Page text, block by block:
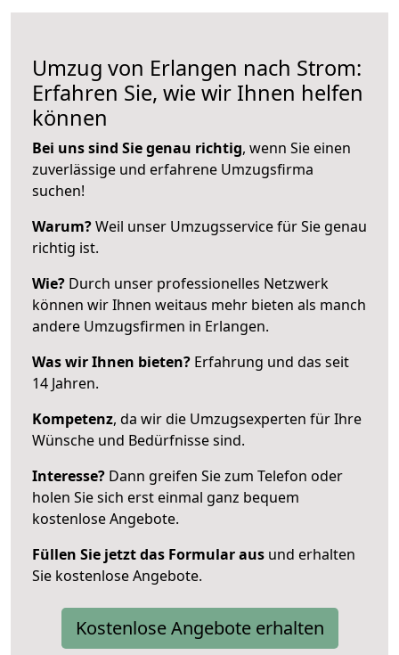
Umzug von Erlangen nach Strom:
Erfahren Sie, wie wir Ihnen helfen
können
Bei uns sind Sie genau richtig, wenn Sie einen
zuverlässige und erfahrene Umzugsfirma
suchen!
Warum?Weil unser Umzugsservice für Sie genau
richtig ist.
Wie? Durch unser professionelles Netzwerk
können wir Ihnen weitaus mehr bieten als manch
andere Umzugsfirmen in Erlangen.
Was wir Ihnen bieten? Erfahrung und das seit
14 Jahren.
Kompetenz, da wir die Umzugsexperten für Ihre
Wünsche und Bedürfnisse sind.
Interesse? Dann greifen Sie zum Telefon oder
holen Sie sich erst einmal ganz bequem
kostenlose Angebote.
Füllen Sie jetzt das Formular aus und erhalten
Sie kostenlose Angebote.
Kostenlose Angebote erhalten